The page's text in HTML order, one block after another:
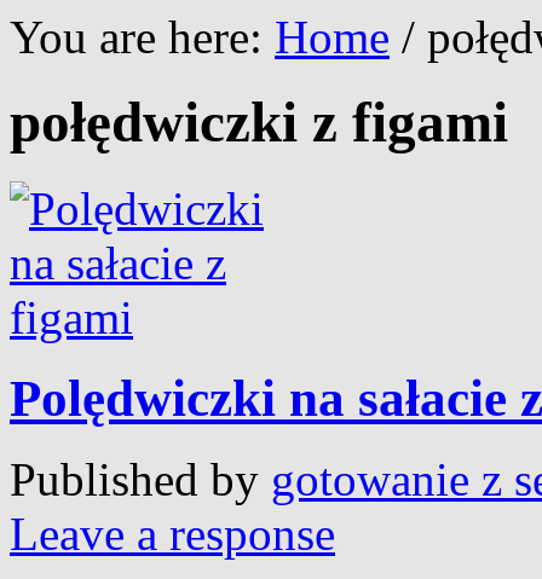
You are here: Home /
połędwiczki z figami
Polędwiczki na sałacie
Published by gotowanie z
Leave a response